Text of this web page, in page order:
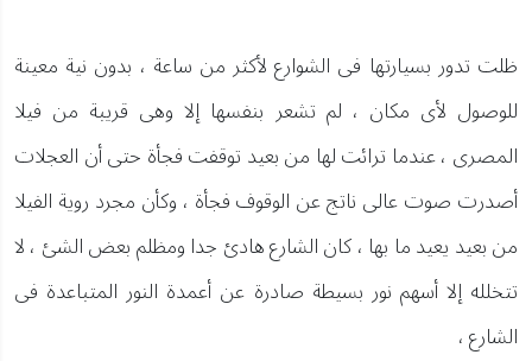
ظلت تدور بسيارتها فى الشوارع لأكثر من ساعة ، بدون نية معينة
للوصول لأى مكان ، لم تشعر بنفسها إلا وهى قريبة من فيلا
المصرى ، عندما ترائت لها من بعيد توقفت فجأة حتى أن العجلات
أصدرت صوت عالى ناتج عن الوقوف فجأة ، وكأن مجرد روية الفيلا
من بعيد يعيد ما بها ، كان الشارع هادئ جدا ومظلم بعض الشئ ، لا
تتخلله إلا أسهم نور بسيطة صادرة عن أعمدة النور المتباعدة فى
الشارع ،